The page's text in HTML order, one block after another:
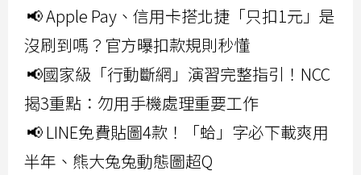
📢 Apple Pay、信用卡搭北捷「只扣1元」是
沒刷到嗎？官方曝扣款規則秒懂
📢國家級「行動斷網」演習完整指引！NCC
揭3重點：勿用手機處理重要工作
📢 LINE免費貼圖4款！「蛤」字必下載爽用
半年、熊大兔兔動態圖超Q